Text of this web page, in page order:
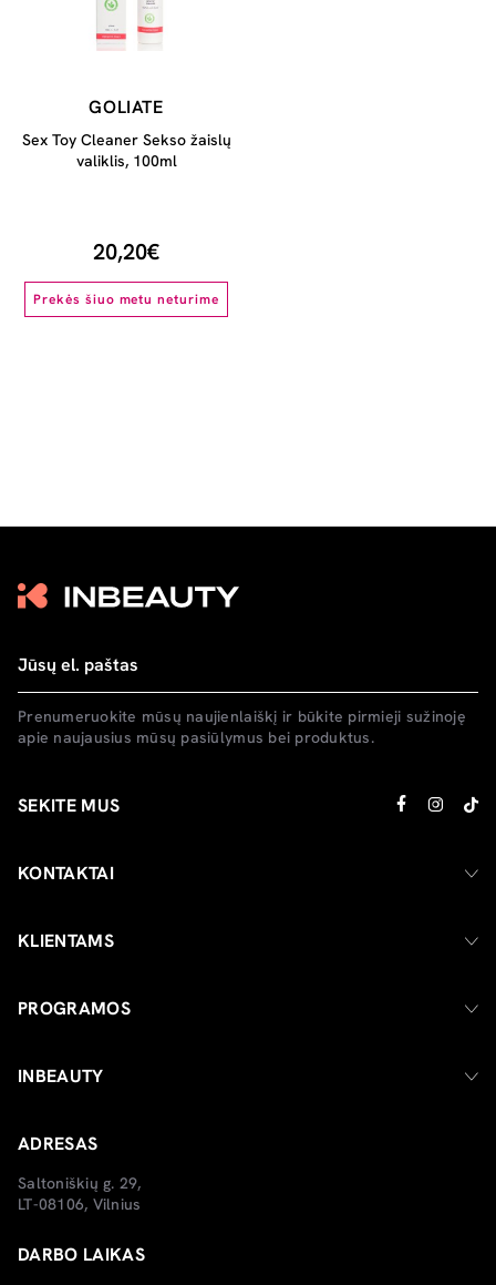
GOLIATE
Sex Toy Cleaner Sekso žaislų
valiklis, 100ml
20,20€
Prekės šiuo metu neturime
Prenumeruokite mūsų naujienlaiškį ir būkite pirmieji sužinoję
apie naujausius mūsų pasiūlymus bei produktus.
SEKITE MUS
KONTAKTAI
KLIENTAMS
PROGRAMOS
INBEAUTY
ADRESAS
Saltoniškių g. 29,
LT-08106, Vilnius
DARBO LAIKAS